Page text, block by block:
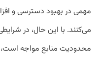
مهمی در بهبود دسترسی و
می‌کنند. با این حال، در
محدودیت منابع مواجه